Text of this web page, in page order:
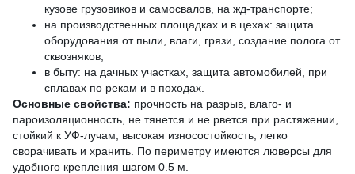
кузове грузовиков и самосвалов, на жд-транспорте;
на производственных площадках и в цехах: защита
оборудования от пыли, влаги, грязи, создание полога от
сквозняков;
в быту: на дачных участках, защита автомобилей, при
сплавах по рекам и в походах.
Основные свойства: прочность на разрыв, влаго- и
пароизоляционность, не тянется и не рвется при растяжении,
стойкий к УФ-лучам, высокая износостойкость, легко
сворачивать и хранить. По периметру имеются люверсы для
удобного крепления шагом 0.5 м.